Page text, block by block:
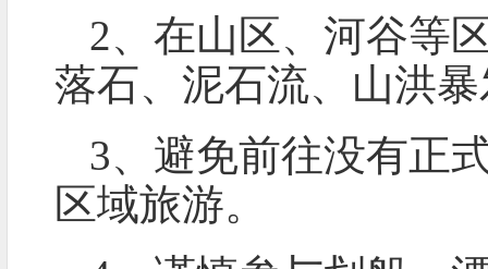
2、在山区、河谷等
落石、泥石流、山洪
3、避免前往没有正
区域旅游。